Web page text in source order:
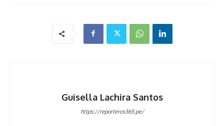
Guisella Lachira Santos
https://reporteros365.pe/